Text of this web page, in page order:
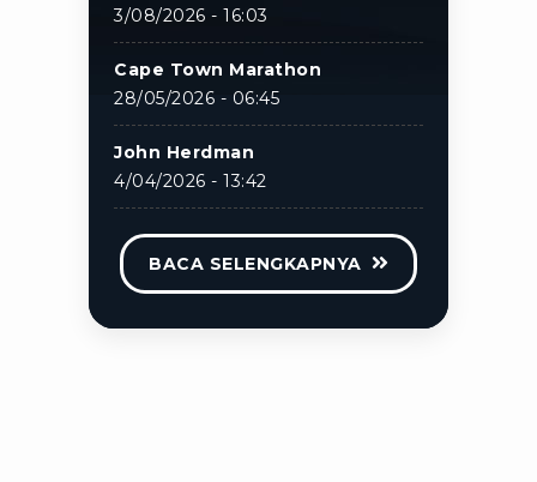
3/08/2026 - 16:03
Cape Town Marathon
28/05/2026 - 06:45
John Herdman
4/04/2026 - 13:42
BACA SELENGKAPNYA